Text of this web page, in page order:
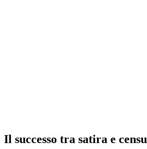
Il successo tra satira e